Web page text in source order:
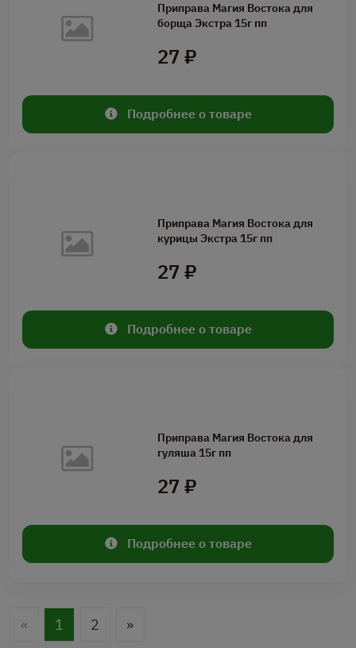
Приправа Магия Востока для
борща Экстра 15г пп
27 ₽
Подробнее о товаре
Приправа Магия Востока для
курицы Экстра 15г пп
27 ₽
Подробнее о товаре
Приправа Магия Востока для
гуляша 15г пп
27 ₽
Подробнее о товаре
« 1 2 »